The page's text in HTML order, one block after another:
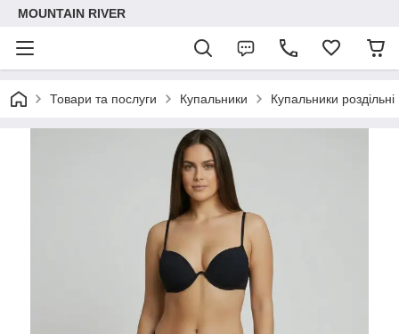
MOUNTAIN RIVER
Товари та послуги Купальники Купальники роздільні